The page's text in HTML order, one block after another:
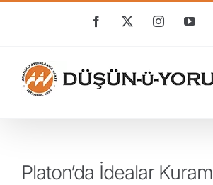
Facebook
X Instagram
Platon’da İdealar